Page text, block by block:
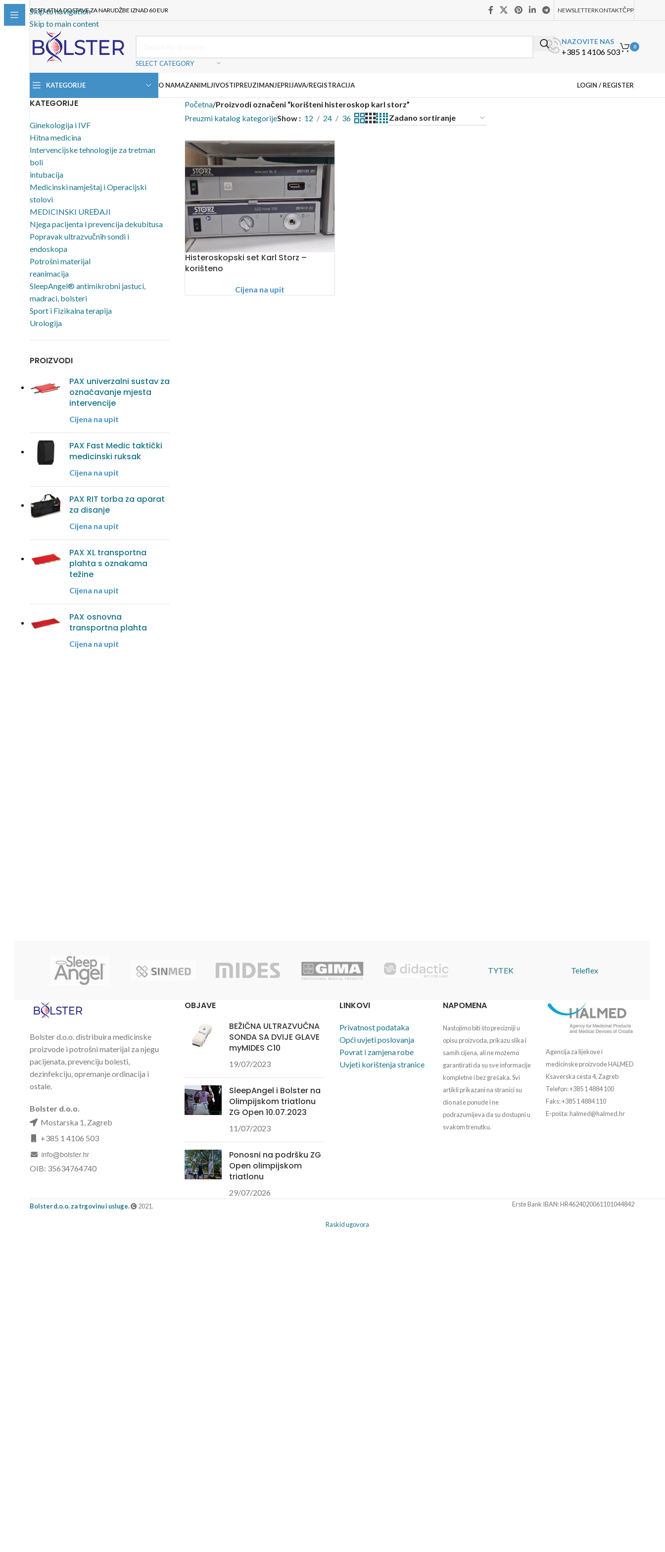
Skip to navigation
Skip to main content
BESPLATNA DOSTAVE ZA NARUDŽBE IZNAD 60 EUR NEWSLETTERKONTAKTČPP
SELECT CATEGORY
NAZOVITE NAS
+385 1 4106 503
0
KATEGORIJE O NAMAZANIMLJIVOSTIPREUZIMANJEPRIJAVA/REGISTRACIJA LOGIN / REGISTER
KATEGORIJE
Ginekologija i IVF
Hitna medicina
Intervencijske tehnologije za tretman
boli
intubacija
Medicinski namještaj i Operacijski
stolovi
MEDICINSKI UREĐAJI
Njega pacijenta i prevencija dekubitusa
Popravak ultrazvučnih sondi i
endoskopa
Potrošni materijal
reanimacija
SleepAngel® antimikrobni jastuci,
madraci, bolsteri
Sport i Fizikalna terapija
Urologija
PROIZVODI
PAX univerzalni sustav za
označavanje mjesta
intervencije
Cijena na upit
PAX Fast Medic taktički
medicinski ruksak
Cijena na upit
PAX RIT torba za aparat
za disanje
Cijena na upit
PAX XL transportna
plahta s oznakama
težine
Cijena na upit
PAX osnovna
transportna plahta
Cijena na upit
Početna/Proizvodi označeni “korišteni histeroskop karl storz”
Preuzmi katalog kategorijeShow 12 24 36
Histeroskopski set Karl Storz –
korišteno
Cijena na upit
TYTEK Teleflex
Bolster d.o.o. distribuira medicinske
proizvode i potrošni materijal za njegu
pacijenata, prevenciju bolesti,
dezinfekciju, opremanje ordinacija i
ostale.
Bolster d.o.o.
Mostarska 1, Zagreb
+385 1 4106 503
OIB: 35634764740
OBJAVE
BEŽIČNA ULTRAZVUČNA
SONDA SA DVIJE GLAVE
myMIDES C10
19/07/2023
SleepAngel i Bolster na
Olimpijskom triatlonu
ZG Open 10.07.2023
11/07/2023
Ponosni na podršku ZG
Open olimpijskom
triatlonu
29/07/2026
LINKOVI
Privatnost podataka
Opći uvjeti poslovanja
Povrat i zamjena robe
Uvjeti korištenja stranice
NAPOMENA
Nastojimo biti što precizniji u
opisu proizvoda, prikazu slika i
samih cijena, ali ne možemo
garantirati da su sve informacije
kompletne i bez grešaka. Svi
artikli prikazani na stranici su
dio naše ponude i ne
podrazumijeva da su dostupni u
svakom trenutku.
Agencija za lijekove i
medicinske proizvode HALMED
Ksaverska cesta 4, Zagreb
Telefon: +385 1 4884 100
Faks: +385 1 4884 110
E-pošta: halmed@halmed.hr
Bolster d.o.o. za trgovinu i usluge. 2021. Erste Bank IBAN: HR4624020061101044842
Raskid ugovora